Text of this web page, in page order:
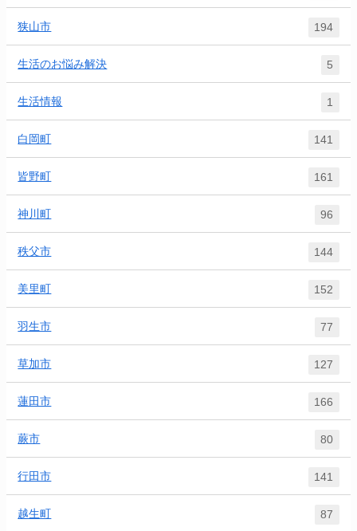
狭山市 194
生活のお悩み解決 5
生活情報 1
白岡町 141
皆野町 161
神川町 96
秩父市 144
美里町 152
羽生市 77
草加市 127
蓮田市 166
蕨市 80
行田市 141
越生町 87